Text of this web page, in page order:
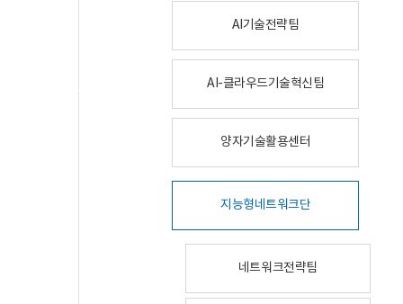
AI기술전략팀
AI-클라우드기술혁신팀
양자기술활용센터
지능형네트워크단
네트워크전략팀